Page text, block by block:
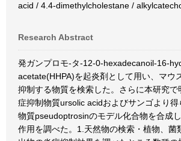
acid / 4.4-dimethylcholestane /
Research Abstract
発ガンプロモ-タ-12-0-hexadecanoil-16-
acetate(HHPA)を起炎剤として用い、マウ
抑制する物質を検索した。さらに本研究で
症抑制物質ursolic acidおよびサンゴより得
物質pseudoptrosinのモデル化合物を合成
作用を調べた。1.天然物の検索・植物、菌